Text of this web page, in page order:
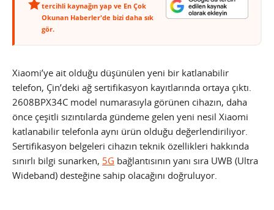
tercihli kaynağın yap ve En Çok
Okunan Haberler'de bizi daha sık
gör.
Xiaomi’ye ait olduğu düşünülen yeni bir katlanabilir
telefon, Çin’deki ağ sertifikasyon kayıtlarında ortaya çıktı.
2608BPX34C model numarasıyla görünen cihazın, daha
önce çeşitli sızıntılarda gündeme gelen yeni nesil Xiaomi
katlanabilir telefonla aynı ürün olduğu değerlendiriliyor.
Sertifikasyon belgeleri cihazın teknik özellikleri hakkında
sınırlı bilgi sunarken, 5G bağlantısının yanı sıra UWB (Ultra
Wideband) desteğine sahip olacağını doğruluyor.